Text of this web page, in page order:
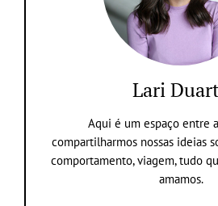
Lari
Aqui é um espaço entre
compartilharmos nossas ideias
comportamento, viagem, tudo
amamos.